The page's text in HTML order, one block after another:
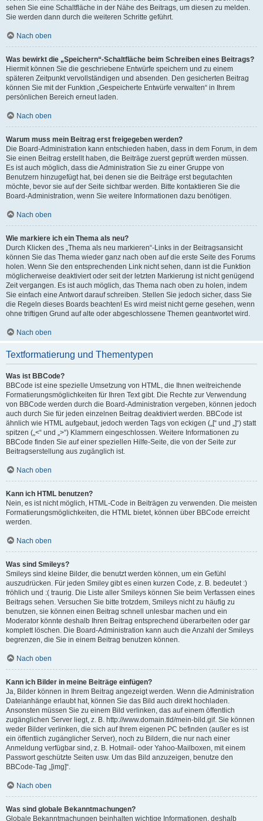
sehen Sie eine Schaltfläche in der Nähe des Beitrags, um diesen zu melden.
Sie werden dann durch die weiteren Schritte geführt.
Nach oben
Was bewirkt die „Speichern“-Schaltfläche beim Schreiben eines Beitrags?
Hiermit können Sie die geschriebene Entwürfe speichern und zu einem
späteren Zeitpunkt vervollständigen und absenden. Den gesicherten Beitrag
können Sie mit der Funktion „Gespeicherte Entwürfe verwalten“ in Ihrem
persönlichen Bereich erneut laden.
Nach oben
Warum muss mein Beitrag erst freigegeben werden?
Die Board-Administration kann entschieden haben, dass in dem Forum, in dem
Sie einen Beitrag erstellt haben, die Beiträge zuerst geprüft werden müssen.
Es ist auch möglich, dass die Administration Sie zu einer Gruppe von
Benutzern hinzugefügt hat, bei denen sie die Beiträge erst begutachten
möchte, bevor sie auf der Seite sichtbar werden. Bitte kontaktieren Sie die
Board-Administration, wenn Sie weitere Informationen dazu benötigen.
Nach oben
Wie markiere ich ein Thema als neu?
Durch Klicken des „Thema als neu markieren“-Links in der Beitragsansicht
können Sie das Thema wieder ganz nach oben auf die erste Seite des Forums
holen. Wenn Sie den entsprechenden Link nicht sehen, dann ist die Funktion
möglicherweise deaktiviert oder seit der letzten Markierung ist nicht genügend
Zeit vergangen. Es ist auch möglich, das Thema nach oben zu holen, indem
Sie einfach eine Antwort darauf schreiben. Stellen Sie jedoch sicher, dass Sie
die Regeln dieses Boards beachten! Es wird meist nicht gerne gesehen, wenn
ohne triftigen Grund auf alte oder abgeschlossene Themen geantwortet wird.
Nach oben
Textformatierung und Thementypen
Was ist BBCode?
BBCode ist eine spezielle Umsetzung von HTML, die Ihnen weitreichende
Formatierungsmöglichkeiten für Ihren Text gibt. Die Rechte zur Verwendung
von BBCode werden durch die Board-Administration vergeben, können jedoch
auch durch Sie für jeden einzelnen Beitrag deaktiviert werden. BBCode ist
ähnlich wie HTML aufgebaut, jedoch werden Tags von eckigen („[“ und „]“) statt
spitzen („<“ und „>“) Klammern eingeschlossen. Weitere Informationen zu
BBCode finden Sie auf einer speziellen Hilfe-Seite, die von der Seite zur
Beitragserstellung aus zugänglich ist.
Nach oben
Kann ich HTML benutzen?
Nein, es ist nicht möglich, HTML-Code in Beiträgen zu verwenden. Die meisten
Formatierungsmöglichkeiten, die HTML bietet, können über BBCode erreicht
werden.
Nach oben
Was sind Smileys?
Smileys sind kleine Bilder, die benutzt werden können, um ein Gefühl
auszudrücken. Für jeden Smiley gibt es einen kurzen Code, z. B. bedeutet :)
fröhlich und :( traurig. Die Liste aller Smileys können Sie beim Verfassen eines
Beitrags sehen. Versuchen Sie bitte trotzdem, Smileys nicht zu häufig zu
benutzen, sie können einen Beitrag schnell unlesbar machen und ein
Moderator könnte deshalb Ihren Beitrag entsprechend überarbeiten oder gar
komplett löschen. Die Board-Administration kann auch die Anzahl der Smileys
begrenzen, die Sie in einem Beitrag benutzen können.
Nach oben
Kann ich Bilder in meine Beiträge einfügen?
Ja, Bilder können in Ihrem Beitrag angezeigt werden. Wenn die Administration
Dateianhänge erlaubt hat, können Sie das Bild auch direkt hochladen.
Ansonsten müssen Sie zu einem Bild verlinken, das auf einem öffentlich
zugänglichen Server liegt, z. B. http://www.domain.tld/mein-bild.gif. Sie können
weder Bilder verlinken, die sich auf Ihrem eigenen PC befinden (außer es ist
ein öffentlich zugänglicher Server), noch zu Bildern, die nur nach einer
Anmeldung verfügbar sind, z. B. Hotmail- oder Yahoo-Mailboxen, mit einem
Passwort geschützte Seiten usw. Um das Bild anzuzeigen, benutze den
BBCode-Tag „[img]“.
Nach oben
Was sind globale Bekanntmachungen?
Globale Bekanntmachungen beinhalten wichtige Informationen, deshalb